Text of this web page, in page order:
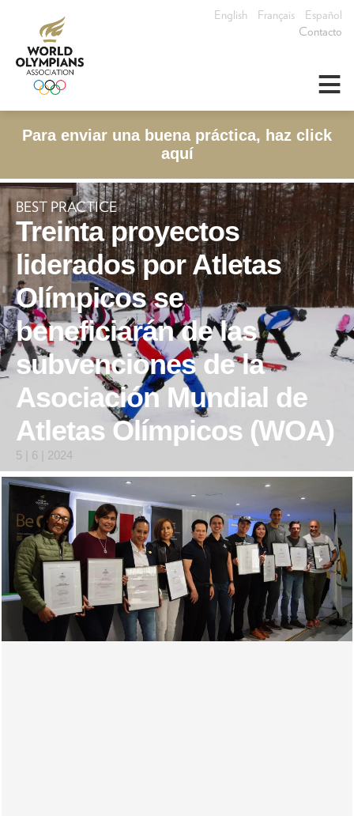
Contacto
English Français Español
≡
Para enviar una buena práctica, haz click
aquí
BEST PRACTICE
Treinta proyectos
liderados por Atletas
Olímpicos se
beneficiarán de las
subvenciones de la
Asociación Mundial de
Atletas Olímpicos (WOA)
5 | 6 | 2024
Treinta proyectos de 25 países han recibido las subvenciones
«Service to Olympians» y «Service to Society»...
Lee mas